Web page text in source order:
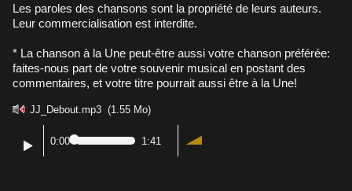
Les paroles des chansons sont la propriété de leurs auteurs.
Leur commercialisation est interdite.
* La chanson à la Une peut-être aussi votre chanson préférée:
faites-nous part de votre souvenir musical en postant des
commentaires, et votre titre pourrait aussi être à la Une!
JJ_Debout.mp3 (1.55 Mo)
0:00 1:41